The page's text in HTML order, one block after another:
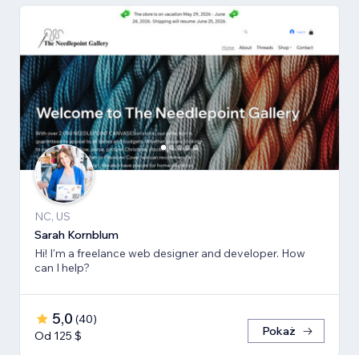
NC, US
Sarah Kornblum
Hi! I'm a freelance web designer and developer. How
can I help?
5,0 (40)
Od 125 $
Pokaż